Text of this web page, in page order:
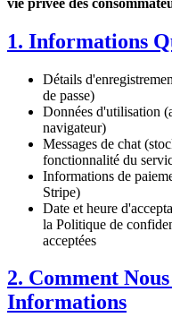
1. Informations
Détails
de passe)
Données d'utilisation
navigateur)
Messages de chat
fonctionnalité du
Informations de
Stripe)
Date et heure
la Politique de
acceptées
2. Comment
Informations